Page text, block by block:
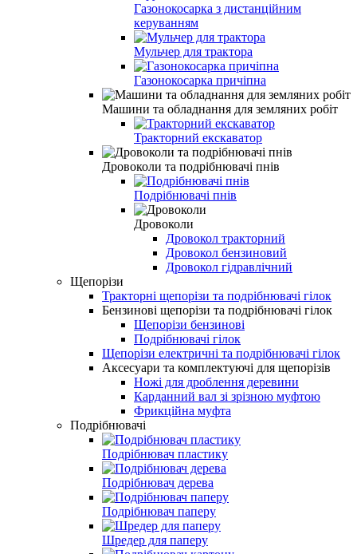
Газонокосарка з дистанційним
керуванням
Мульчер для трактора
Газонокосарка причіпна
Машини та обладнання для земляних робіт
Тракторний екскаватор
Дровоколи та подрібнювачі пнів
Подрібнювачі пнів
Дровоколи
Дровокол тракторний
Дровокол бензиновий
Дровокол гідравлічний
Щепорізи
Тракторні щепорізи та подрібнювачі гілок
Бензинові щепорізи та подрібнювачі гілок
Щепорізи бензинові
Подрібнювачі гілок
Щепорізи електричні та подрібнювачі гілок
Аксесуари та комплектуючі для щепорізів
Ножі для дроблення деревини
Карданний вал зі зрізною муфтою
Фрикційна муфта
Подрібнювачі
Подрібнювач пластику
Подрібнювач дерева
Подрібнювач паперу
Шредер для паперу